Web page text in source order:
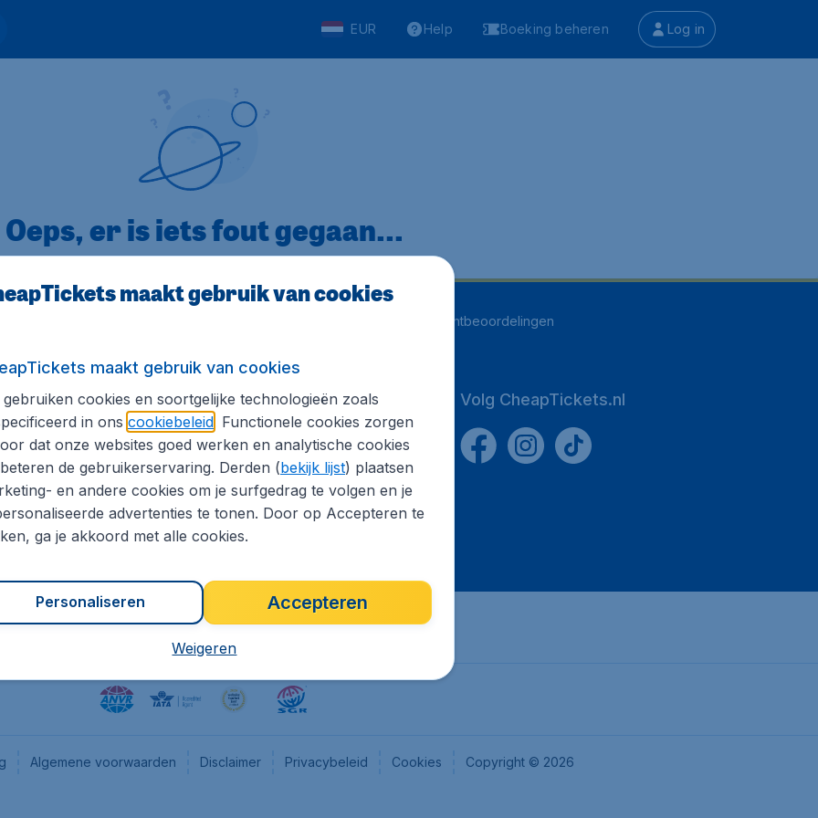
EUR Help Boeking beheren Log in
Oeps, er is iets fout gegaan...
klantbeoordelingen
informatie
pers
Internationale sites
CheapTickets.be
Flugladen.de
CheapTickets.ch
CheapTickets.sg
Volg CheapTickets.nl
Algemene voorwaarden Disclaimer Privacybeleid Cookies Copyright © 2026
maakt gebruik van cookies
maakt gebruik van cookies
gebruiken cookies en soortgelijke technologieën zoals
in ons cookiebeleid. Functionele cookies zorgen
dat onze websites goed werken en analytische cookies
de gebruikerservaring. Derden (bekijk lijst) plaatsen
en andere cookies om je surfgedrag te volgen en je
advertenties te tonen. Door op Accepteren te
ga je akkoord met alle cookies.
Accepteren
Personaliseren
Weigeren